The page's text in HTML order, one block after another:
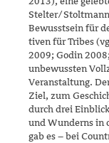
Stelter/‌
Bewusstsein für
tiven für Tribes
2009; Godin
unbewussten
Veranstaltung.
Ziel, zum
durch drei
und Wunderns in
gab es – bei